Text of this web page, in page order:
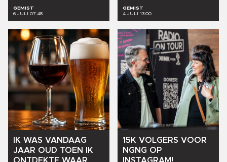
GEMIST
6 JULI 07:48
GEMIST
4 JULI 13:00
IK WAS VANDAAG
JAAR OUD TOEN
IK
ONTDEKTE WAAR
15K VOLGERS VOOR
NGNG OP
INSTAGRAM!